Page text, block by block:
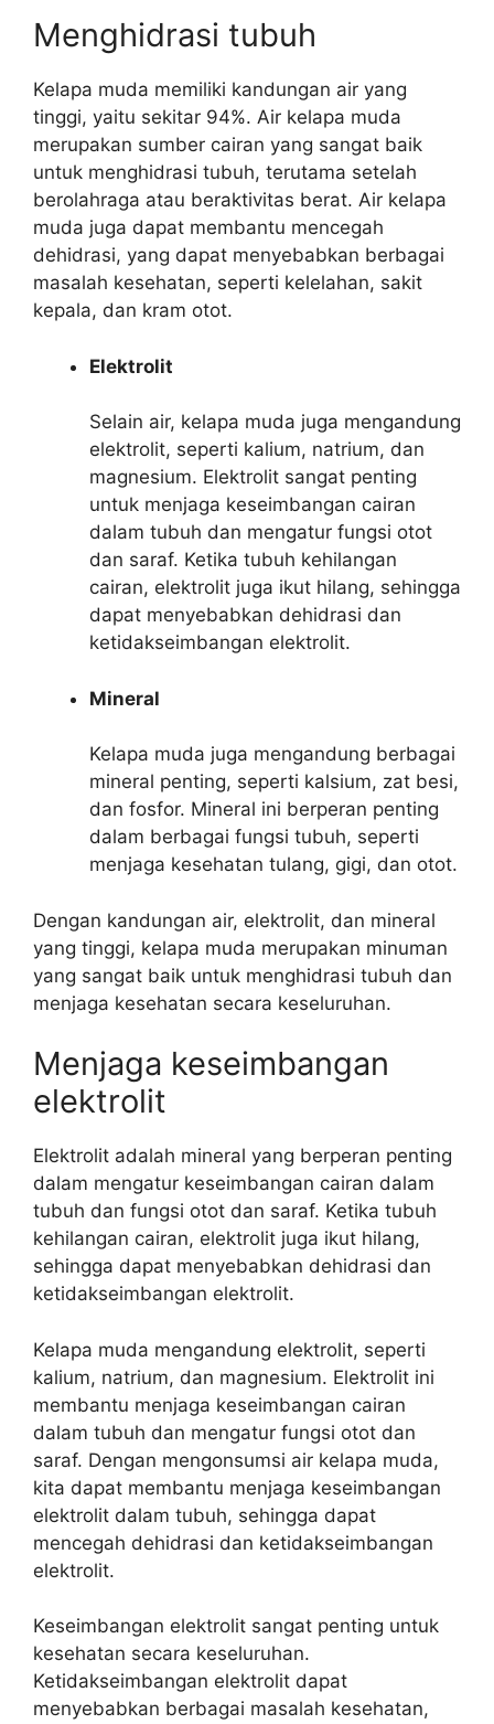
Menghidrasi tubuh
Kelapa muda memiliki kandungan air yang
tinggi, yaitu sekitar 94%. Air kelapa muda
merupakan sumber cairan yang sangat baik
untuk menghidrasi tubuh, terutama setelah
berolahraga atau beraktivitas berat. Air kelapa
muda juga dapat membantu mencegah
dehidrasi, yang dapat menyebabkan berbagai
masalah kesehatan, seperti kelelahan, sakit
kepala, dan kram otot.
Elektrolit
Selain air, kelapa muda juga mengandung
elektrolit, seperti kalium, natrium, dan
magnesium. Elektrolit sangat penting
untuk menjaga keseimbangan cairan
dalam tubuh dan mengatur fungsi otot
dan saraf. Ketika tubuh kehilangan
cairan, elektrolit juga ikut hilang, sehingga
dapat menyebabkan dehidrasi dan
ketidakseimbangan elektrolit.
Mineral
Kelapa muda juga mengandung berbagai
mineral penting, seperti kalsium, zat besi,
dan fosfor. Mineral ini berperan penting
dalam berbagai fungsi tubuh, seperti
menjaga kesehatan tulang, gigi, dan otot.
Dengan kandungan air, elektrolit, dan mineral
yang tinggi, kelapa muda merupakan minuman
yang sangat baik untuk menghidrasi tubuh dan
menjaga kesehatan secara keseluruhan.
Menjaga keseimbangan
elektrolit
Elektrolit adalah mineral yang berperan penting
dalam mengatur keseimbangan cairan dalam
tubuh dan fungsi otot dan saraf. Ketika tubuh
kehilangan cairan, elektrolit juga ikut hilang,
sehingga dapat menyebabkan dehidrasi dan
ketidakseimbangan elektrolit.
Kelapa muda mengandung elektrolit, seperti
kalium, natrium, dan magnesium. Elektrolit ini
membantu menjaga keseimbangan cairan
dalam tubuh dan mengatur fungsi otot dan
saraf. Dengan mengonsumsi air kelapa muda,
kita dapat membantu menjaga keseimbangan
elektrolit dalam tubuh, sehingga dapat
mencegah dehidrasi dan ketidakseimbangan
elektrolit.
Keseimbangan elektrolit sangat penting untuk
kesehatan secara keseluruhan.
Ketidakseimbangan elektrolit dapat
menyebabkan berbagai masalah kesehatan,